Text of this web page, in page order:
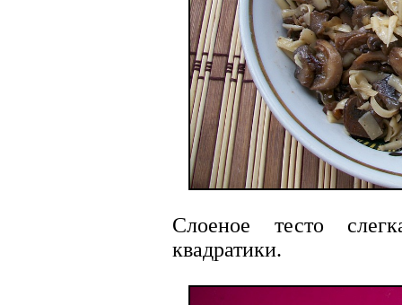
Слоеное тесто
квадратики.